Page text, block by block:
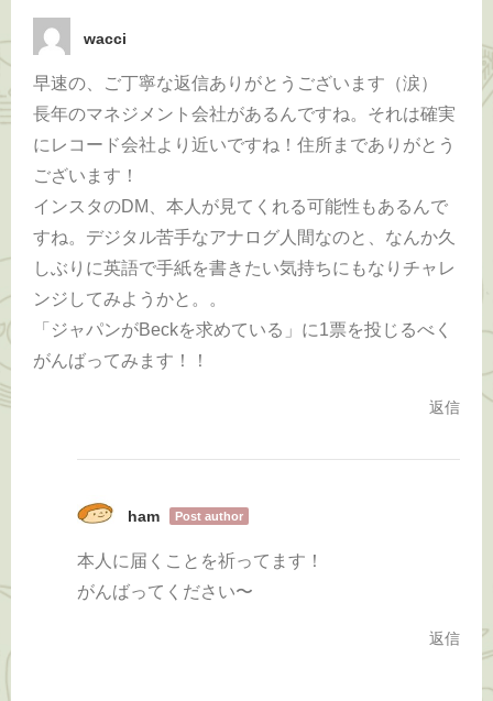
wacci
早速の、ご丁寧な返信ありがとうございます（涙）
長年のマネジメント会社があるんですね。それは確実
にレコード会社より近いですね！住所までありがとう
ございます！
インスタのDM、本人が見てくれる可能性もあるんで
すね。デジタル苦手なアナログ人間なのと、なんか久
しぶりに英語で手紙を書きたい気持ちにもなりチャレ
ンジしてみようかと。。
「ジャパンがBeckを求めている」に1票を投じるべく
がんばってみます！！
返信
ham Post author
本人に届くことを祈ってます！
がんばってください〜
返信